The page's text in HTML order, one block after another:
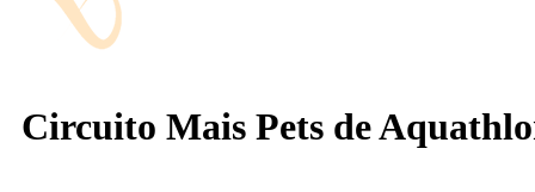
Circuito Mais Pets de